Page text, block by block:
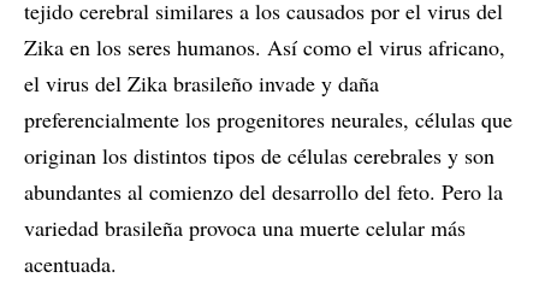
tejido cerebral similares a los causados por el virus del
Zika en los seres humanos. Así como el virus africano,
el virus del Zika brasileño invade y daña
preferencialmente los progenitores neurales, células que
originan los distintos tipos de células cerebrales y son
abundantes al comienzo del desarrollo del feto. Pero la
variedad brasileña provoca una muerte celular más
acentuada.